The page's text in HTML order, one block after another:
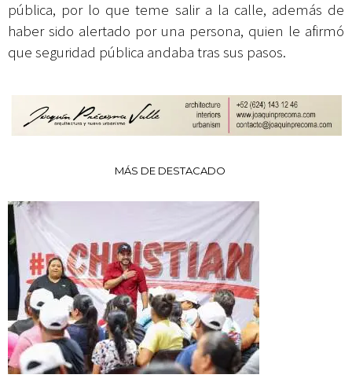
pública, por lo que teme salir a la calle, además de
haber sido alertado por una persona, quien le afirmó
que seguridad pública andaba tras sus pasos.
MÁS DE DESTACADO